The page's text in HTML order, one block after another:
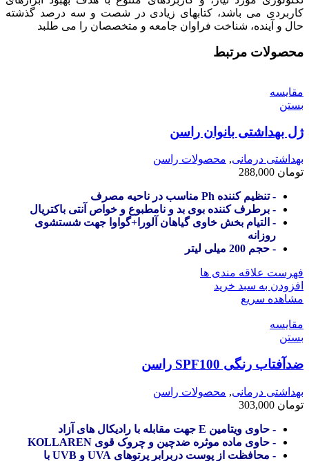
کاربردی می باشد، کتابهای زیادی در شصت و سه درصد گذشته
حال و آینده، شناخت فراوان جامعه و متخصصان را می طلبد
محصولات مرتبط
مقایسه
بستن
ژل بهداشتی بانوان راسن
بهداشتی درمانی, محصولات راسن
تومان
- تنظیم کننده Ph مناسب در ناحیه مصرف
- برطرف کننده بوی بد و نامطبوع و خواص آنتی باکتریال
- التیام بخش خاوی گیاهان آلورا+گواوا جهت شستشوی
روزانه
- حجم 200 میلی لیتر
فهرست علاقه مندی ها
افزودن به سبد خرید
مشاهده سریع
مقایسه
بستن
ضدآفتاب رنگی SPF100 راسن
بهداشتی درمانی, محصولات راسن
تومان
- حاوی ویتامین E جهت مقابله با رادیکال های آزاد
- حاوی ماده موثره ضدچین و چروک قوی KOLLAREN
- محافظت از پوست دربرابر پرتوهای UVA و UVB با